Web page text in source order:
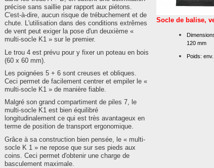
précise sans saillie par rapport aux piétons.
C'est-à-dire, aucun risque de trébuchement et de
chute. L'utilisation dans des conditions extrêmes
de vent peut exiger la pose d'un deuxième «
multi-socle K1 » sur le premier.
Le trou 4 est prévu pour y fixer un poteau en bois
(60 x 60 mm).
Les poignées 5 + 6 sont creuses et obliques.
Ceci permet de facilement centrer et empiler le «
multi-socle K1 » de manière fiable.
Malgré son grand compartiment de piles 7, le
multi-socle K1 est bien équilibré
longitudinalement ce qui est très avantageux en
terme de position de transport ergonomique.
Grâce à sa construction bien pensée, le « multi-
socle K 1 » ne repose que sur ses pieds aux
coins. Ceci permet d'obtenir une charge de
basculement maximale.
retirer d'une seule main
uns sur les autres, le
beaucoup plus
lors du chargement.
Socle de balise,
120 mm
Poids: